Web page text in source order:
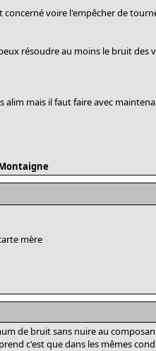
voire l'empêcher de
résoudre au moins le bruit des
alim mais il faut faire avec
mère
de bruit sans nuire au
c'est que dans les mêmes